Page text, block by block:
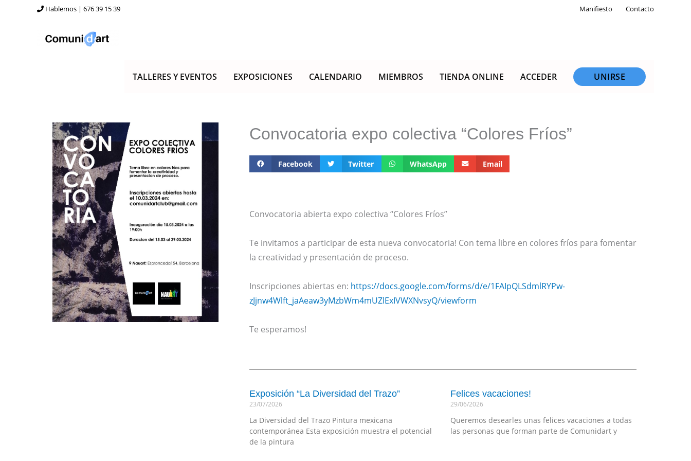
Hablemos | 676 39 15 39 Manifiesto Contacto
TALLERES Y EVENTOS EXPOSICIONES CALENDARIO MIEMBROS TIENDA ONLINE ACCEDER UNIRSE
Convocatoria expo colectiva “Colores Fríos”
Facebook Twitter WhatsApp Email
Convocatoria abierta expo colectiva “Colores Fríos”
Te invitamos a participar de esta nueva convocatoria! Con tema libre en colores fríos para fomentar
la creatividad y presentación de proceso.
Inscripciones abiertas en: https://docs.google.com/forms/d/e/1FAIpQLSdmlRYPw-
zJjnw4Wlft_jaAeaw3yMzbWm4mUZlExIVWXNvsyQ/viewform
Te esperamos!
Exposición “La Diversidad del Trazo”
23/07/2026
La Diversidad del Trazo Pintura mexicana
contemporánea Esta exposición muestra el potencial
de la pintura
Felices vacaciones!
29/06/2026
Queremos desearles unas felices vacaciones a todas
las personas que forman parte de Comunidart y